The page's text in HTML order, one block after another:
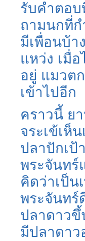
รับคำตอบ
ถามนกที่ก
มีเพื่อนบ้า
แหว่ง เมื่
อยู่ แมวต
เข้าไปอีก
คราวนี้ ย
จระเข้เห็
ปลาปักเป้
พระจันทร์
คิดว่าเป็น
พระจันทร์
ปลาดาว
มีปลาดาว